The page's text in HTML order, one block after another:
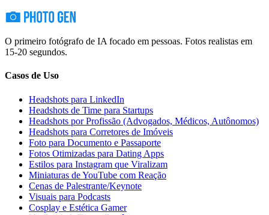
O primeiro fotógrafo de IA focado em pessoas. Fotos realistas em
15-20 segundos.
Casos de Uso
Headshots para LinkedIn
Headshots de Time para Startups
Headshots por Profissão (Advogados, Médicos, Autônomos)
Headshots para Corretores de Imóveis
Foto para Documento e Passaporte
Fotos Otimizadas para Dating Apps
Estilos para Instagram que Viralizam
Miniaturas de YouTube com Reação
Cenas de Palestrante/Keynote
Visuais para Podcasts
Cosplay e Estética Gamer